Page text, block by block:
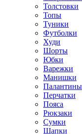
Толстовки
Топы
Туники
Футболки
Худи
Шорты
Юбки
Варежки
Манишки
Палантины
Перчатки
Пояса
Рюкзаки
Сумки
Шапки